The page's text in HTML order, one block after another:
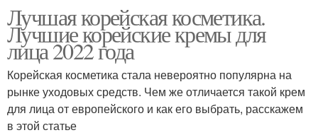
Лучшая корейская косметика.
Лучшие корейские кремы для
лица 2022 года
Корейская косметика стала невероятно популярна на
рынке уходовых средств. Чем же отличается такой крем
для лица от европейского и как его выбрать, расскажем
в этой статье